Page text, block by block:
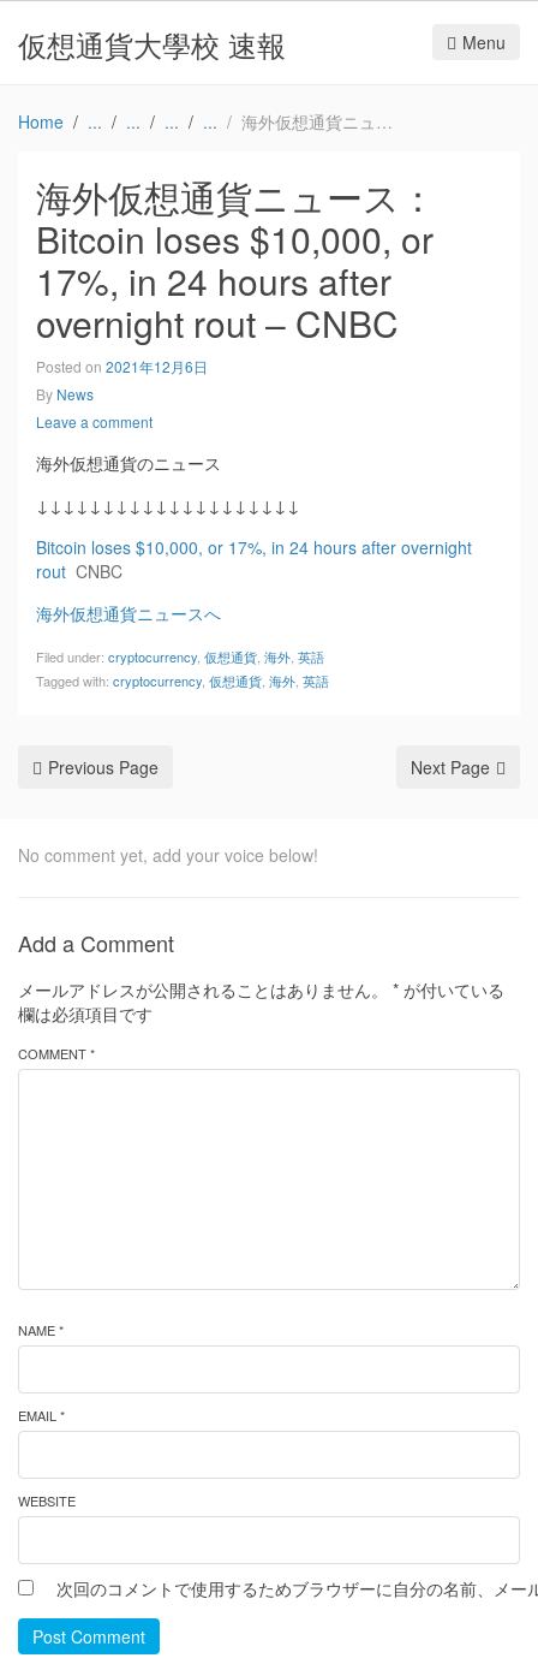
仮想通貨大學校 速報 Menu
Home 海外仮想通貨ニュース：Bitcoin loses $10,000, or 17%, in 24 hours after overnight rout – CNBC
海外仮想通貨ニュース：
Bitcoin loses $10,000, or
17%, in 24 hours after
overnight rout – CNBC
Posted on 2021年12月6日
By News
Leave a comment
海外仮想通貨のニュース
↓↓↓↓↓↓↓↓↓↓↓↓↓↓↓↓↓↓↓↓
Bitcoin loses $10,000, or 17%, in 24 hours after overnight
rout CNBC
海外仮想通貨ニュースへ
Filed under: cryptocurrency 仮想通貨 海外 英語
Tagged with: cryptocurrency 仮想通貨 海外 英語
Previous Page Next Page
No comment yet, add your voice below!
Add a Comment
メールアドレスが公開されることはありません。 * が付いている
欄は必須項目です
COMMENT *
NAME *
EMAIL *
WEBSITE
次回のコメントで使用するためブラウザーに自分の名前、メー
Post Comment